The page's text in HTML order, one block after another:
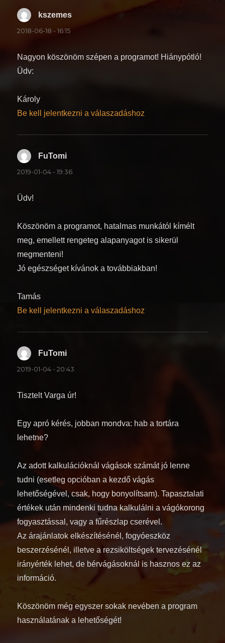
kszemes
2018-06-18 - 16:15
Nagyon köszönöm szépen a programot! Hiánypótló!
Üdv:
Károly
Be kell jelentkezni a válaszadáshoz
FuTomi
2019-01-04 - 19:36
Üdv!
Köszönöm a programot, hatalmas munkától kímélt
meg, emellett rengeteg alapanyagot is sikerül
megmenteni!
Jó egészséget kívánok a továbbiakban!
Tamás
Be kell jelentkezni a válaszadáshoz
FuTomi
2019-01-04 - 20:43
Tisztelt Varga úr!
Egy apró kérés, jobban mondva: hab a tortára
lehetne?
Az adott kalkulációknál vágások számát jó lenne
tudni (esetleg opcióban a kezdő vágás
lehetőségével, csak, hogy bonyolítsam). Tapasztalati
értékek után mindenki tudna kalkulálni a vágókorong
fogyasztással, vagy a fűrészlap cserével.
Az árajánlatok elkészítésénél, fogyóeszköz
beszerzésénél, illetve a rezsiköltségek tervezésénél
irányérték lehet, de bérvágásoknál is hasznos ez az
információ.
Köszönöm még egyszer sokak nevében a program
használatának a lehetőségét!